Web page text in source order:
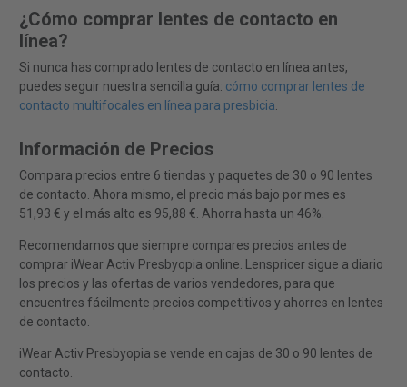
¿Cómo comprar lentes de contacto en
línea?
Si nunca has comprado lentes de contacto en línea antes,
puedes seguir nuestra sencilla guía: cómo comprar lentes de
contacto multifocales en línea para presbicia.
Información de Precios
Compara precios entre 6 tiendas y paquetes de 30 o 90 lentes
de contacto. Ahora mismo, el precio más bajo por mes es
51,93 € y el más alto es 95,88 €. Ahorra hasta un 46%.
Recomendamos que siempre compares precios antes de
comprar iWear Activ Presbyopia online. Lenspricer sigue a diario
los precios y las ofertas de varios vendedores, para que
encuentres fácilmente precios competitivos y ahorres en lentes
de contacto.
iWear Activ Presbyopia se vende en cajas de 30 o 90 lentes de
contacto.